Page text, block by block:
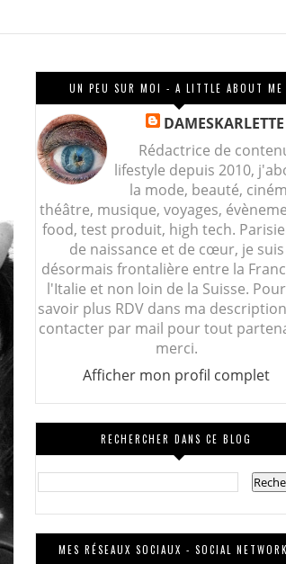
UN PEU SUR MOI - A LITTLE ABOUT ME
DAMESKARLETTE
Rédactrice de
lifestyle depuis 2010,
la mode, beauté,
théâtre, musique, voyages,
food, test produit, high tech.
de naissance et de cœur, je suis
désormais frontalière entre la
l'Italie et non loin de la Suisse.
savoir plus RDV dans ma
contacter par mail pour tout
merci.
Afficher mon profil complet
RECHERCHER DANS CE BLOG
MES RÉSEAUX SOCIAUX - SOCIAL